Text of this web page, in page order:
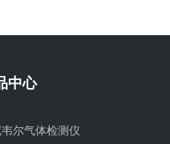
中心
尔气体检测仪